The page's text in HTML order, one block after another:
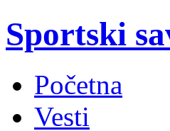
Sportski
Početna
Vesti